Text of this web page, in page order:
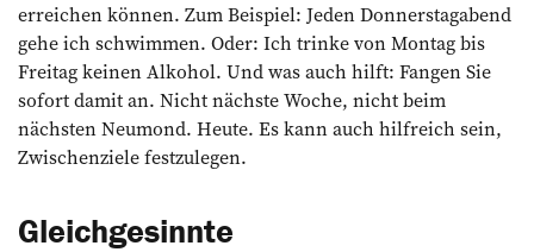
erreichen können. Zum Beispiel: Jeden Donnerstagabend
gehe ich schwimmen. Oder: Ich trinke von ­Montag bis
Freitag keinen Alkohol. Und was auch hilft: Fangen Sie
sofort damit an. Nicht nächste Woche, nicht beim
nächsten Neumond. Heute. Es kann auch hilfreich sein,
Zwischenziele festzulegen.
Gleichgesinnte